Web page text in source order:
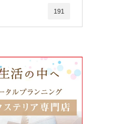
191